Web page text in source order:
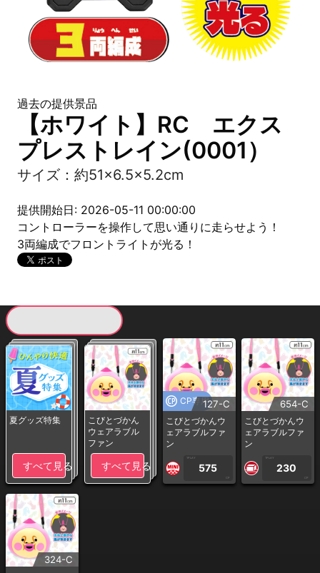
過去の提供景品
【ホワイト】RC エクス
プレストレイン(0001）
サイズ：約51×6.5×5.2cm
提供開始日: 2026-05-11 00:00:00
コントローラーを操作して思い通りに走らせよう！
3両編成でフロントライトが光る！
夏グッズ特集
すべて見る
こびとづかん
ウェアラブル
ファン
すべて見る
CP専用127-C
こびとづかんウ
ェアラブルファ
ン
1PLAY
575
CP
654-C
こびとづかんウ
ェアラブルファ
ン
1PLAY
230
CP
324-C